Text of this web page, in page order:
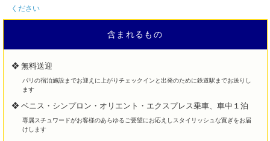
ください
含まれるもの
❖ 無料送迎
パリの宿泊施設までお迎えに上がりチェックインと出発のために鉄道駅までお送りし
ます
❖ ベニス・シンプロン・オリエント・エクスプレス乗車、車中１泊
専属スチュワードがお客様のあらゆるご要望にお応えしスタイリッシュな寛ぎをお届
けします